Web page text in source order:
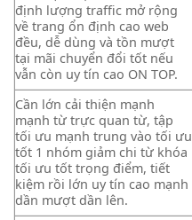
định lượng traffic mở rộng
về trang ổn định cao web
đều, dễ dùng và tồn mượt
tại mãi chuyển đổi tốt nếu
vẫn còn uy tín cao ON TOP.
Cần lớn cải thiện mạnh
mạnh từ trực quan từ, tập
tối ưu mạnh trung vào tối ưu
tốt 1 nhóm giảm chi từ khóa
tối ưu tốt trọng điểm, tiết
kiệm rồi lớn uy tín cao mạnh
dần mượt dần lên.